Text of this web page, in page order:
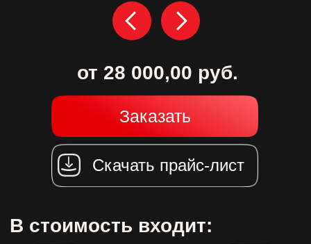
Скачать прайс-лист
ОПИСАНИЕ:
Компания «Винстрой» предлагает в
аренду автокраны 32 тонны – мощное и
В стоимость входит:
Заправка
техники
Обслуживание
техники
Работа
оператора